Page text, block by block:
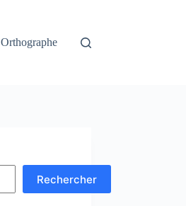
Orthographe
Rechercher